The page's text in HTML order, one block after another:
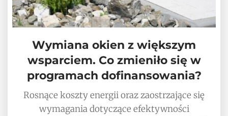
Wymiana okien z większym
wsparciem. Co zmieniło się w
programach dofinansowania?
Rosnące koszty energii oraz zaostrzające się
wymagania dotyczące efektywności